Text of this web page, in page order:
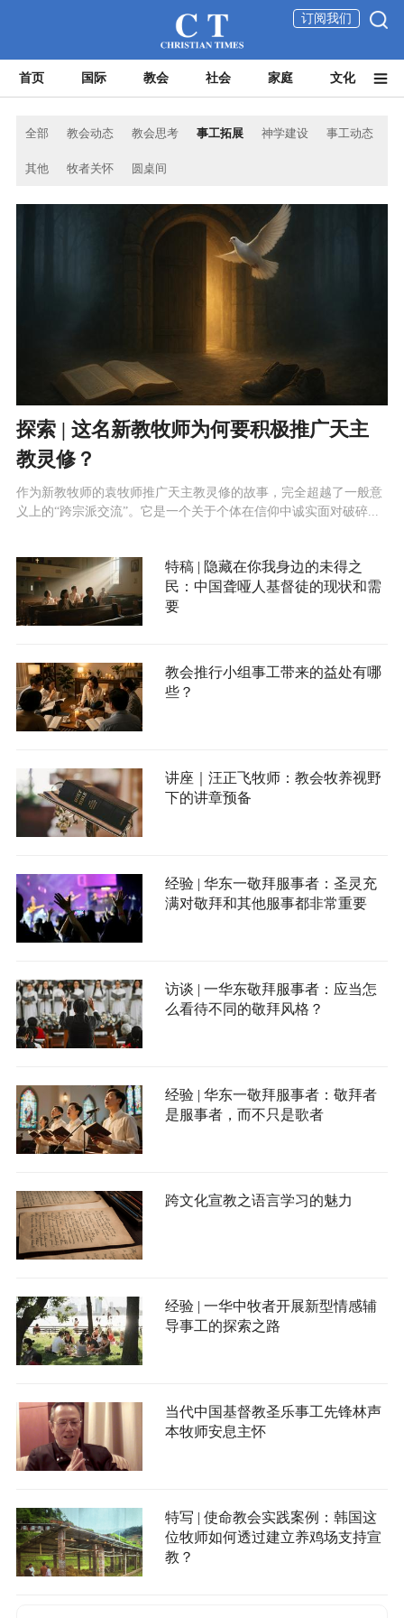
订阅我们
首页 国际 教会 社会 家庭 文化
全部 教会动态 教会思考 事工拓展 神学建设 事工动态
其他 牧者关怀 圆桌间
探索 | 这名新教牧师为何要积极推广天主
教灵修？
作为新教牧师的袁牧师推广天主教灵修的故事，完全超越了一般意
义上的“跨宗派交流”。它是一个关于个体在信仰中诚实面对破碎...
特稿 | 隐藏在你我身边的未得之
民：中国聋哑人基督徒的现状和需
要
教会推行小组事工带来的益处有哪
些？
讲座｜汪正飞牧师：教会牧养视野
下的讲章预备
经验 | 华东一敬拜服事者：圣灵充
满对敬拜和其他服事都非常重要
访谈 | 一华东敬拜服事者：应当怎
么看待不同的敬拜风格？
经验 | 华东一敬拜服事者：敬拜者
是服事者，而不只是歌者
跨文化宣教之语言学习的魅力
经验 | 一华中牧者开展新型情感辅
导事工的探索之路
当代中国基督教圣乐事工先锋林声
本牧师安息主怀
特写 | 使命教会实践案例：韩国这
位牧师如何透过建立养鸡场支持宣
教？